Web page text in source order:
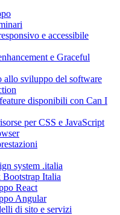
e accessibile
e Graceful
allo sviluppo del software
disponibili con Can I
per CSS e JavaScript
system .italia
Italia
React
Angular
di sito e servizi